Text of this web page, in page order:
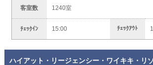
客室数 1240室
ﾁｪｯｸｲﾝ 15:00 ﾁｪｯｸｱｳﾄ
ハイアット・リージェンシー・ワイキキ・リ